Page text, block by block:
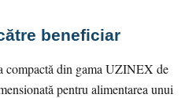
beneficiar
compactă din gama UZINEX de
pentru alimentarea unui